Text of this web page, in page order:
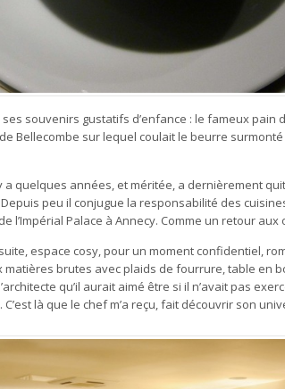
souvenirs gustatifs d’enfance : le fameux pain
Bellecombe sur lequel coulait le beurre surmonté
a quelques années, et méritée, a dernièrement
peu il conjugue la responsabilité des
l’Impérial Palace à Annecy. Comme un retour
espace cosy, pour un moment confidentiel,
matières brutes avec plaids de fourrure, table en
qu’il aurait aimé être si il n’avait pas
là que le chef m’a reçu, fait découvrir son